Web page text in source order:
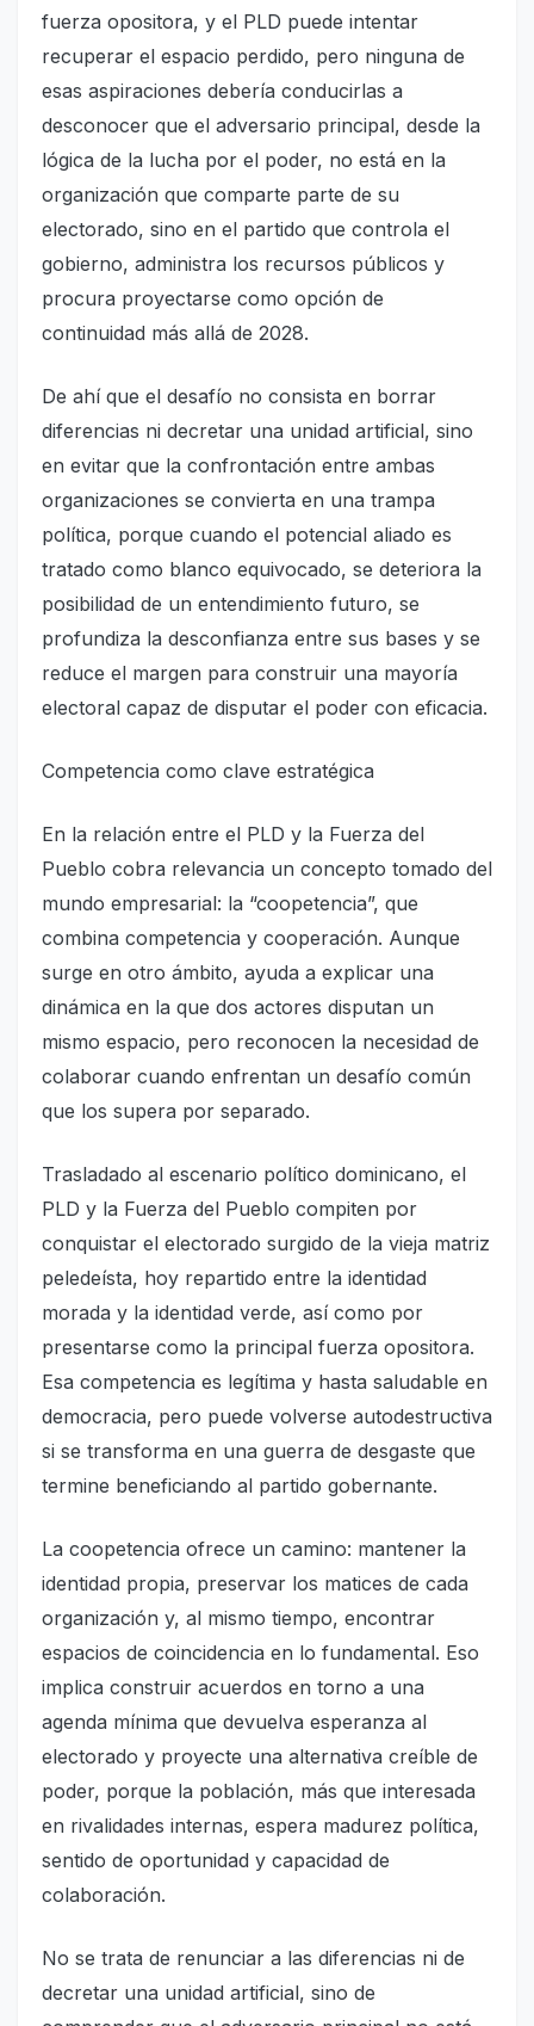
fuerza opositora, y el PLD puede intentar
recuperar el espacio perdido, pero ninguna de
esas aspiraciones debería conducirlas a
desconocer que el adversario principal, desde la
lógica de la lucha por el poder, no está en la
organización que comparte parte de su
electorado, sino en el partido que controla el
gobierno, administra los recursos públicos y
procura proyectarse como opción de
continuidad más allá de 2028.
De ahí que el desafío no consista en borrar
diferencias ni decretar una unidad artificial, sino
en evitar que la confrontación entre ambas
organizaciones se convierta en una trampa
política, porque cuando el potencial aliado es
tratado como blanco equivocado, se deteriora la
posibilidad de un entendimiento futuro, se
profundiza la desconfianza entre sus bases y se
reduce el margen para construir una mayoría
electoral capaz de disputar el poder con eficacia.
Competencia como clave estratégica
En la relación entre el PLD y la Fuerza del
Pueblo cobra relevancia un concepto tomado del
mundo empresarial: la “coopetencia”, que
combina competencia y cooperación. Aunque
surge en otro ámbito, ayuda a explicar una
dinámica en la que dos actores disputan un
mismo espacio, pero reconocen la necesidad de
colaborar cuando enfrentan un desafío común
que los supera por separado.
Trasladado al escenario político dominicano, el
PLD y la Fuerza del Pueblo compiten por
conquistar el electorado surgido de la vieja matriz
peledeísta, hoy repartido entre la identidad
morada y la identidad verde, así como por
presentarse como la principal fuerza opositora.
Esa competencia es legítima y hasta saludable en
democracia, pero puede volverse autodestructiva
si se transforma en una guerra de desgaste que
termine beneficiando al partido gobernante.
La coopetencia ofrece un camino: mantener la
identidad propia, preservar los matices de cada
organización y, al mismo tiempo, encontrar
espacios de coincidencia en lo fundamental. Eso
implica construir acuerdos en torno a una
agenda mínima que devuelva esperanza al
electorado y proyecte una alternativa creíble de
poder, porque la población, más que interesada
en rivalidades internas, espera madurez política,
sentido de oportunidad y capacidad de
colaboración.
No se trata de renunciar a las diferencias ni de
decretar una unidad artificial, sino de